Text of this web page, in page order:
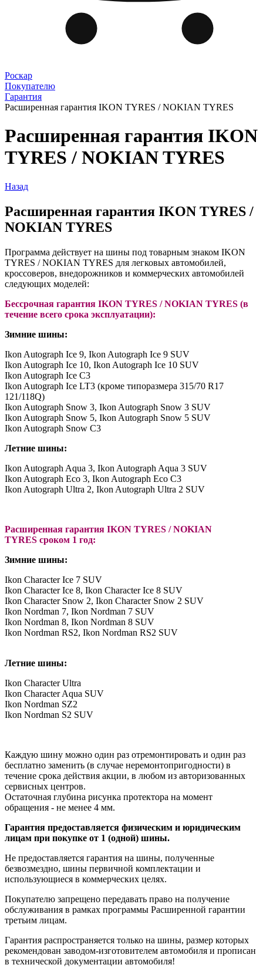
Роскар
Покупателю
Гарантия
Расширенная гарантия IKON TYRES / NOKIAN TYRES
Расширенная гарантия IKON
TYRES / NOKIAN TYRES
Назад
Расширенная гарантия IKON TYRES /
NOKIAN TYRES
Программа действует на шины под товарным знаком IKON
TYRES / NOKIAN TYRES для легковых автомобилей,
кроссоверов, внедорожников и коммерческих автомобилей
следующих моделей:
Бессрочная гарантия IKON TYRES / NOKIAN TYRES (в
течение всего срока эксплуатации):
Зимние шины:
Ikon Autograph Ice 9, Ikon Autograph Ice 9 SUV
Ikon Autograph Ice 10, Ikon Autograph Ice 10 SUV
Ikon Autograph Ice C3
Ikon Autograph Ice LT3 (кроме типоразмера 315/70 R17
121/118Q)
Ikon Autograph Snow 3, Ikon Autograph Snow 3 SUV
Ikon Autograph Snow 5, Ikon Autograph Snow 5 SUV
Ikon Autograph Snow C3
Летние шины:
Ikon Autograph Aqua 3, Ikon Autograph Aqua 3 SUV
Ikon Autograph Eco 3, Ikon Autograph Eco C3
Ikon Autograph Ultra 2, Ikon Autograph Ultra 2 SUV
Расширенная гарантия IKON TYRES / NOKIAN
TYRES сроком 1 год:
Зимние шины:
Ikon Character Ice 7 SUV
Ikon Character Ice 8, Ikon Character Ice 8 SUV
Ikon Character Snow 2, Ikon Character Snow 2 SUV
Ikon Nordman 7, Ikon Nordman 7 SUV
Ikon Nordman 8, Ikon Nordman 8 SUV
Ikon Nordman RS2, Ikon Nordman RS2 SUV
Летние шины:
Ikon Character Ultra
Ikon Character Aqua SUV
Ikon Nordman SZ2
Ikon Nordman S2 SUV
Каждую шину можно один раз отремонтировать и один раз
бесплатно заменить (в случае неремонтопригодности) в
течение срока действия акции, в любом из авторизованных
сервисных центров.
Остаточная глубина рисунка протектора на момент
обращения - не менее 4 мм.
Гарантия предоставляется физическим и юридическим
лицам при покупке от 1 (одной) шины.
Не предоставляется гарантия на шины, полученные
безвозмездно, шины первичной комплектации и
использующиеся в коммерческих целях.
Покупателю запрещено передавать право на получение
обслуживания в рамках программы Расширенной гарантии
третьим лицам.
Гарантия распространяется только на шины, размер которых
рекомендован заводом-изготовителем автомобиля и прописан
в технической документации автомобиля!